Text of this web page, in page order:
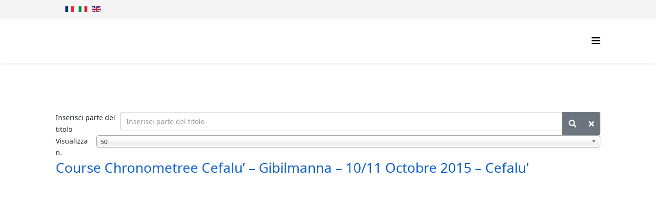
Inserisci parte del
titolo
Visualizza
n.
50
Course Chronometree Cefalu’ – Gibilmanna – 10/11 Octobre 2015 – Cefalu'